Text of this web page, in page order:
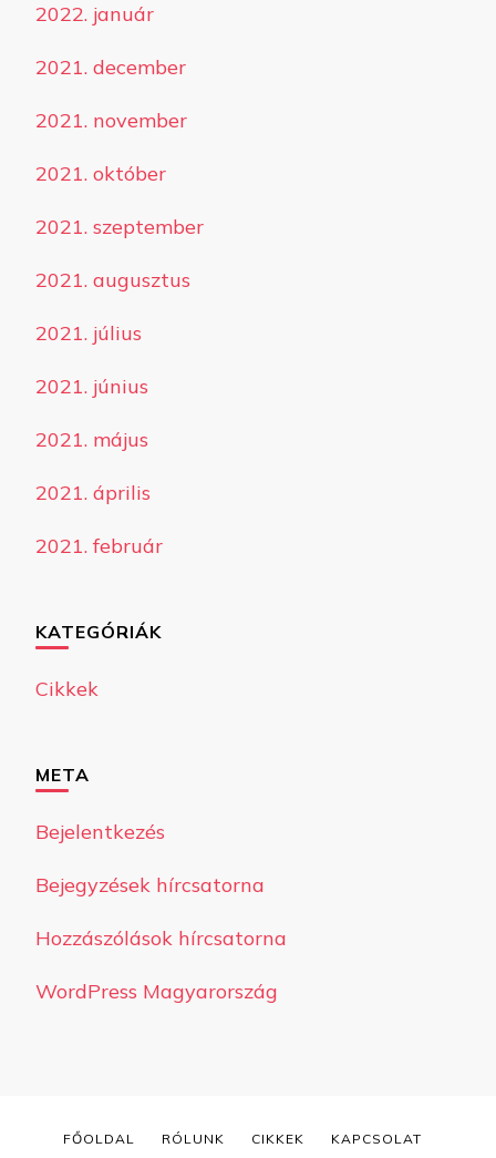
2022. január
2021. december
2021. november
2021. október
2021. szeptember
2021. augusztus
2021. július
2021. június
2021. május
2021. április
2021. február
KATEGÓRIÁK
Cikkek
META
Bejelentkezés
Bejegyzések hírcsatorna
Hozzászólások hírcsatorna
WordPress Magyarország
FŐOLDAL RÓLUNK CIKKEK
KAPCSOLAT